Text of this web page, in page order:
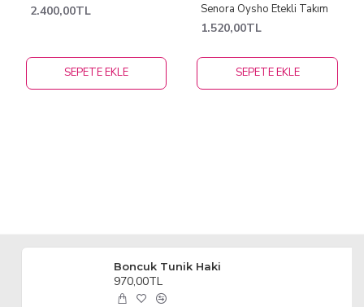
2.400,00TL
SEPETE EKLE
Senora Oysho Etekli Takım
1.520,00TL
SEPETE EKLE
Boncuk Tunik Haki
970,00TL